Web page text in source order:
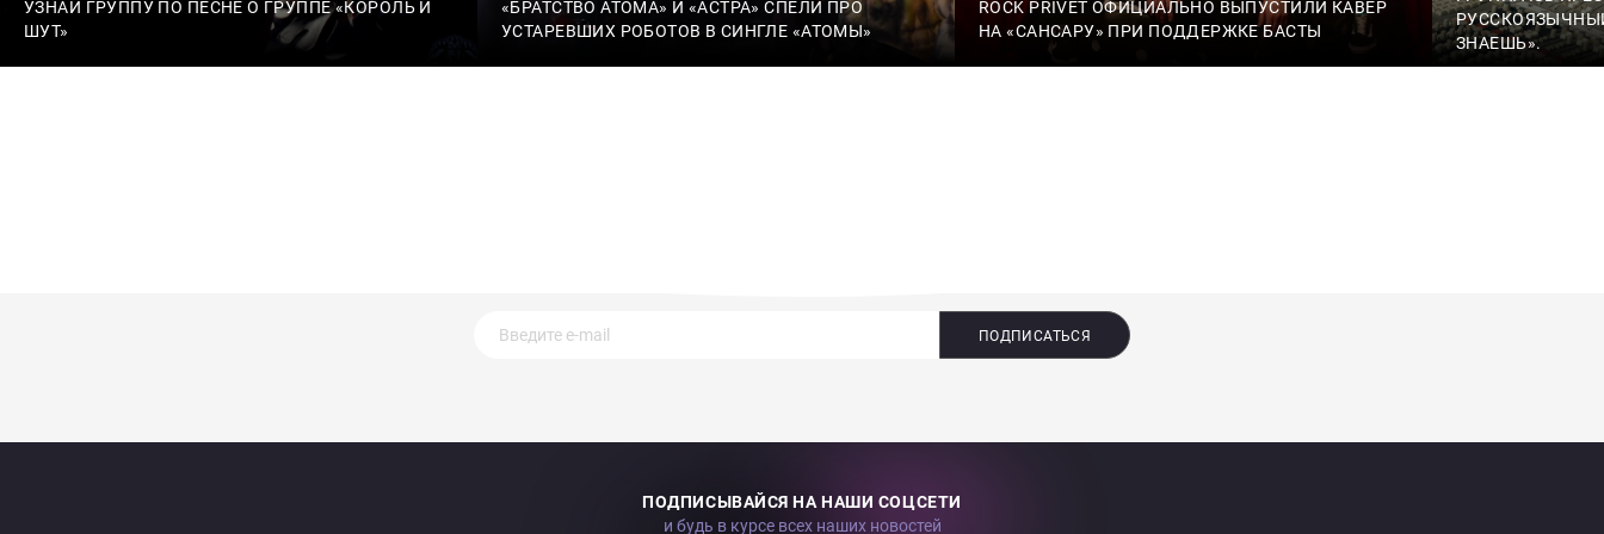
УЗНАЙ ГРУППУ ПО ПЕСНЕ О ГРУППЕ «КОРОЛЬ И
ШУТ»
«БРАТСТВО АТОМА» И «АСТРА» СПЕЛИ ПРО
УСТАРЕВШИХ РОБОТОВ В СИНГЛЕ «АТОМЫ»
ROCK PRIVET ОФИЦИАЛЬНО ВЫПУСТИЛИ КАВЕР
НА «САНСАРУ» ПРИ ПОДДЕРЖКЕ БАСТЫ
ЗНАЕШЬ».
ПОДПИСАТЬСЯ
ПОДПИСЫВАЙСЯ НА НАШИ СОЦСЕТИ
и будь в курсе всех наших новостей